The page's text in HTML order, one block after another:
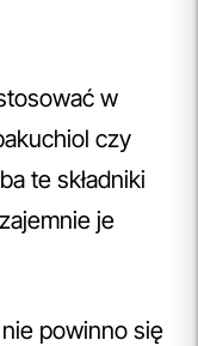
w
czy
te składniki
je
powinno się